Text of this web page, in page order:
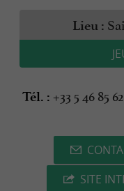
Lieu :
Tél. : +33 5 46 85
SITE